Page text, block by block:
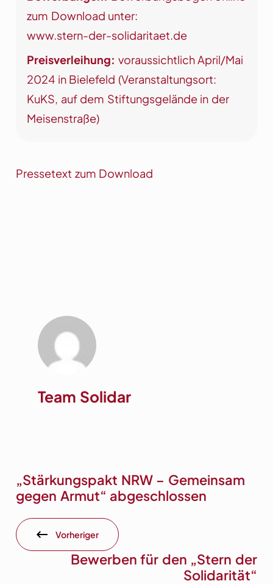
zum Download unter:
www.stern-der-solidaritaet.de
Preisverleihung: voraussichtlich April/Mai
2024 in Bielefeld (Veranstaltungsort:
KuKS, auf dem Stiftungsgelände in der
Meisenstraße)
Pressetext zum Download
Team Solidar
„Stärkungspakt NRW – Gemeinsam
gegen Armut“ abgeschlossen
Vorheriger
Bewerben für den „Stern der
Solidarität“